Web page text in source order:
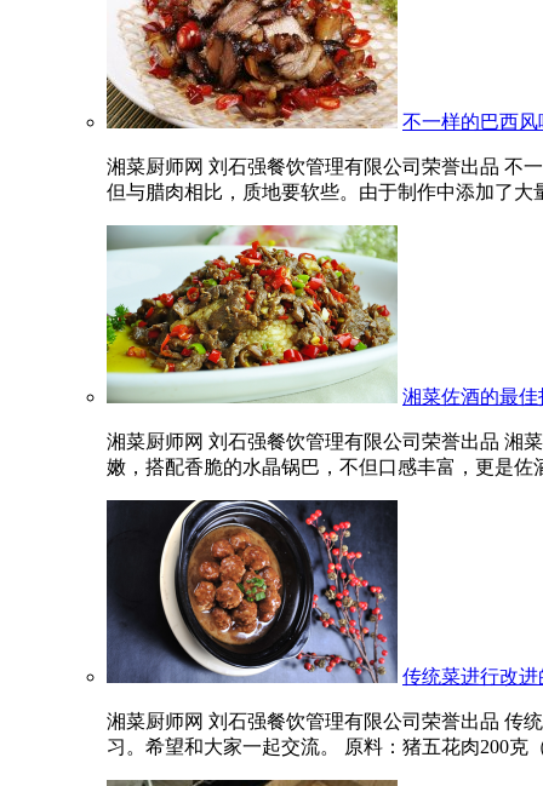
不一样的巴西
湘菜厨师网 刘石强餐饮管理有限公司荣誉出品 不
但与腊肉相比，质地要软些。由于制作中添加了大
湘菜佐酒的最
湘菜厨师网 刘石强餐饮管理有限公司荣誉出品 湘
嫩，搭配香脆的水晶锅巴，不但口感丰富，更是佐
传统菜进行改
湘菜厨师网 刘石强餐饮管理有限公司荣誉出品 传
习。希望和大家一起交流。 原料：猪五花肉200克